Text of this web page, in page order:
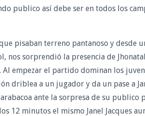
publico así debe ser en todos los
pisaban terreno pantanoso y desde
nos sorprendió la presencia de
empezar el partido dominan los
driblea a un jugador y da un pase a
ante la sorpresa de su publico
12 minutos el mismo Janel Jacques